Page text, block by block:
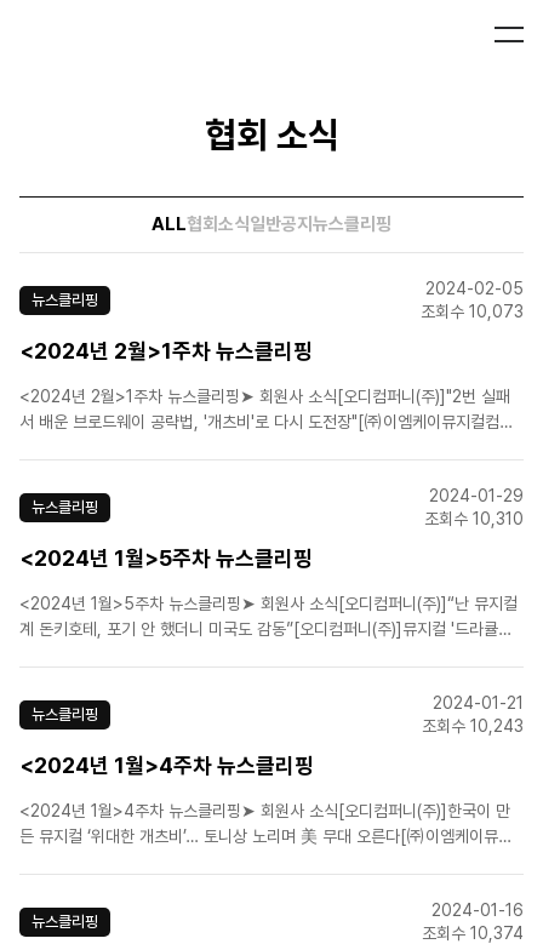
협회 소식
ALL협회소식일반공지 뉴스클리핑
뉴스클리핑
2024-02-05
조회수 10,073
<2024년 2월>1주차 뉴스클리핑
<2024년 2월>1주차 뉴스클리핑➤ 회원사 소식[오디컴퍼니(주)]"2번 실패
서 배운 브로드웨이 공략법, '개츠비'로 다시 도전장"[㈜이엠케이뮤지컬컴퍼
트]뮤지컬 '노트르담 드 파리', 한국어버전..
뉴스클리핑
2024-01-29
조회수 10,310
<2024년 1월>5주차 뉴스클리핑
<2024년 1월>5주차 뉴스클리핑➤ 회원사 소식[오디컴퍼니(주)]“난 뮤지컬
계 돈키호테, 포기 안 했더니 미국도 감동”[오디컴퍼니(주)]뮤지컬 '드라큘라'
타' 3월 16일 개막...캐스팅 공개![..
뉴스클리핑
2024-01-21
조회수 10,243
<2024년 1월>4주차 뉴스클리핑
<2024년 1월>4주차 뉴스클리핑➤ 회원사 소식[오디컴퍼니(주)]한국이 만
든 뮤지컬 ‘위대한 개츠비’… 토니상 노리며 美 무대 오른다[㈜이엠케이뮤지
화 넘어선 공연 시장...다양한 공연 선택하..
뉴스클리핑
2024-01-16
조회수 10,374